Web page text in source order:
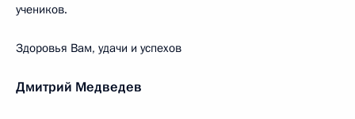
учеников.
Здоровья Вам, удачи и успехов
Дмитрий Медведев